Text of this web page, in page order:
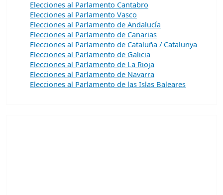
Elecciones al Parlamento Cantabro
Elecciones al Parlamento Vasco
Elecciones al Parlamento de Andalucía
Elecciones al Parlamento de Canarias
Elecciones al Parlamento de Cataluña / Catalunya
Elecciones al Parlamento de Galicia
Elecciones al Parlamento de La Rioja
Elecciones al Parlamento de Navarra
Elecciones al Parlamento de las Islas Baleares